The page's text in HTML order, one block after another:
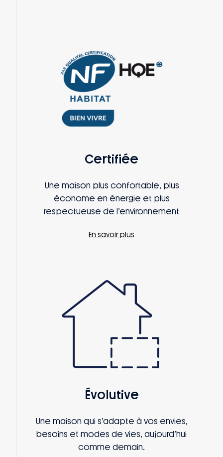
Certifiée
Une maison plus confortable, plus
économe en énergie et plus
respectueuse de l’environnement
En savoir plus
Évolutive
Une maison qui s’adapte à vos envies,
besoins et modes de vies, aujourd’hui
comme demain.